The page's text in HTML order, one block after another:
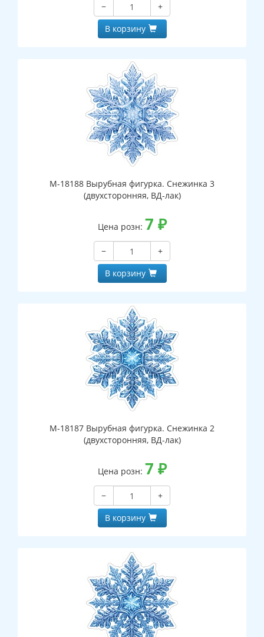
−
+
В корзину
М-18188 Вырубная фигурка. Снежинка 3
(двухсторонняя, ВД-лак)
Цена розн: 7 ₽
−
+
В корзину
М-18187 Вырубная фигурка. Снежинка 2
(двухсторонняя, ВД-лак)
Цена розн: 7 ₽
−
+
В корзину